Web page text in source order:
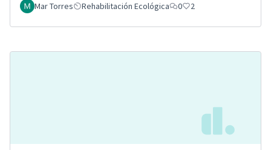
Mar Torres Rehabilitación Ecológica 0 2